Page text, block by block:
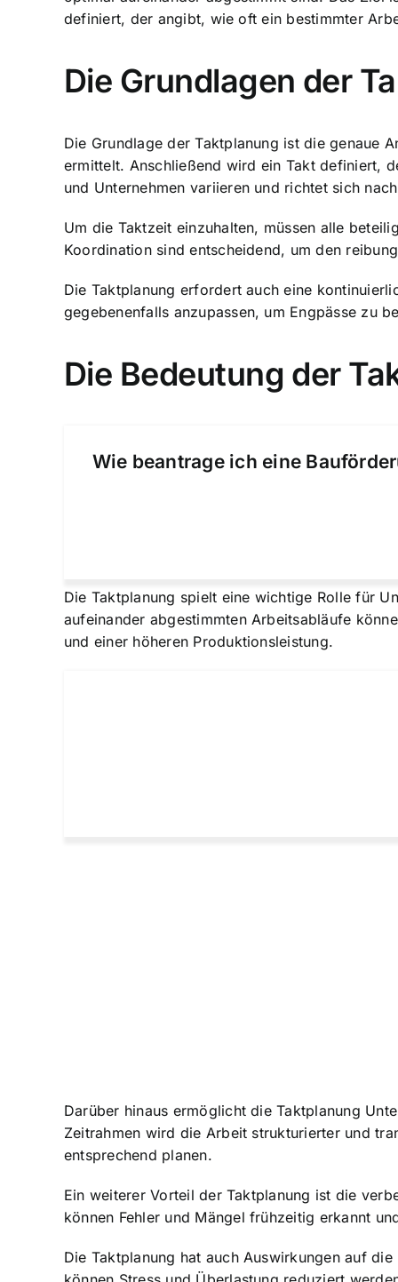
definiert, der angibt, wie oft ein bestimmter
Die Grundlagen der
Die Grundlage der Taktplanung ist die genaue
ermittelt. Anschließend wird ein Takt definiert,
und Unternehmen variieren und richtet sich
Um die Taktzeit einzuhalten, müssen alle
Koordination sind entscheidend, um den
Die Taktplanung erfordert auch eine
gegebenenfalls anzupassen, um Engpässe zu
Die Bedeutung der
Wie beantrage ich eine
Die Taktplanung spielt eine wichtige Rolle für
aufeinander abgestimmten Arbeitsabläufe
und einer höheren Produktionsleistung.
Darüber hinaus ermöglicht die Taktplanung
Zeitrahmen wird die Arbeit strukturierter und
entsprechend planen.
Ein weiterer Vorteil der Taktplanung ist die
können Fehler und Mängel frühzeitig erkannt
Die Taktplanung hat auch Auswirkungen auf